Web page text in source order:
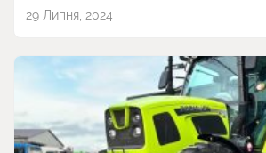
29 Липня, 2024